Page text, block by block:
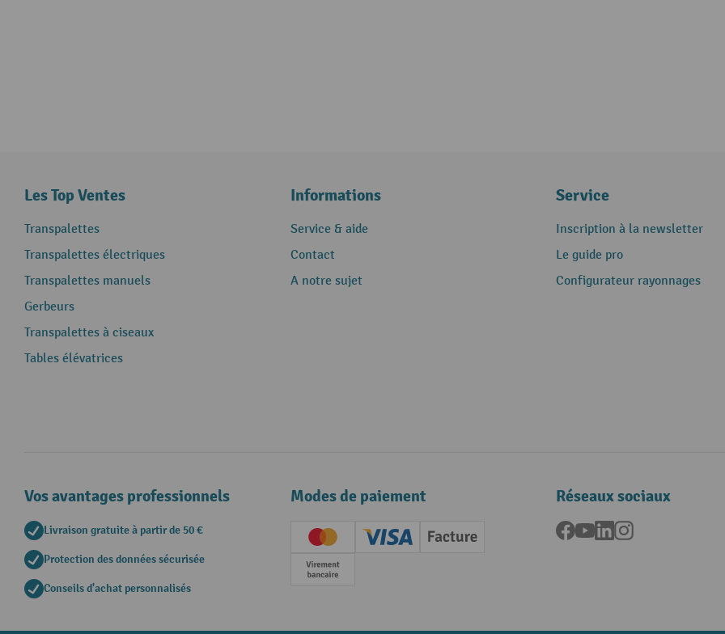
Les Top Ventes
Transpalettes
Transpalettes électriques
Transpalettes manuels
Gerbeurs
Transpalettes à ciseaux
Tables élévatrices
Informations
Service & aide
Contact
A notre sujet
Service
Inscription à la newsletter
Le guide pro
Configurateur rayonnages
Vos avantages professionnels
Livraison gratuite à partir de 50 €
Protection des données sécurisée
Conseils d'achat personnalisés
Modes de paiement
Creditcard (Master)Creditcard (Visa)
Facture
Paiement anticipé
Réseaux sociaux
Facebook
YouTubeLinkedInInstagram